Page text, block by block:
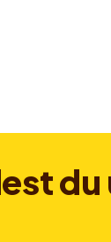
estdu